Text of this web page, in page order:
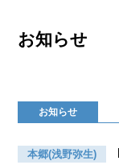
お知らせ
お知らせ
本郷(浅野弥生)